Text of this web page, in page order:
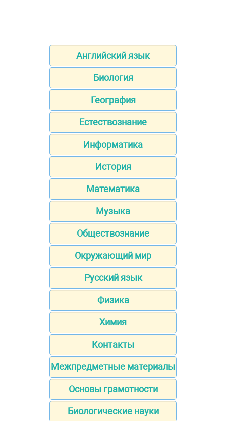
Английский язык
Биология
География
Естествознание
Информатика
История
Математика
Музыка
Обществознание
Окружающий мир
Русский язык
Физика
Химия
Контакты
Межпредметные материалы
Основы грамотности
Биологические науки